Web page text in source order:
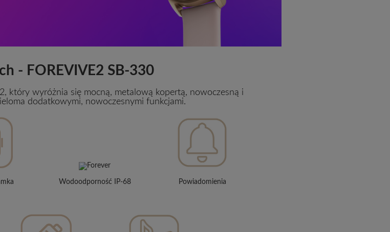
- FOREVIVE2 SB-330
który wyróżnia się mocną, metalową kopertą, nowoczesną i
dodatkowymi, nowoczesnymi funkcjami.
Wodoodporność IP-68 Powiadomienia